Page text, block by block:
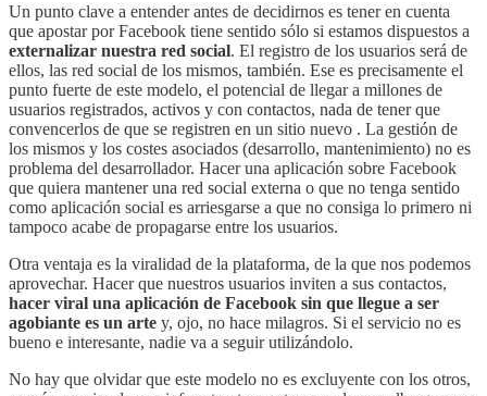
Un punto clave a entender antes de decidirnos es tener en cuenta
que apostar por Facebook tiene sentido sólo si estamos dispuestos a
externalizar nuestra red social. El registro de los usuarios será de
ellos, las red social de los mismos, también. Ese es precisamente el
punto fuerte de este modelo, el potencial de llegar a millones de
usuarios registrados, activos y con contactos, nada de tener que
convencerlos de que se registren en un sitio nuevo . La gestión de
los mismos y los costes asociados (desarrollo, mantenimiento) no es
problema del desarrollador. Hacer una aplicación sobre Facebook
que quiera mantener una red social externa o que no tenga sentido
como aplicación social es arriesgarse a que no consiga lo primero ni
tampoco acabe de propagarse entre los usuarios.
Otra ventaja es la viralidad de la plataforma, de la que nos podemos
aprovechar. Hacer que nuestros usuarios inviten a sus contactos,
hacer viral una aplicación de Facebook sin que llegue a ser
agobiante es un arte y, ojo, no hace milagros. Si el servicio no es
bueno e interesante, nadie va a seguir utilizándolo.
No hay que olvidar que este modelo no es excluyente con los otros,